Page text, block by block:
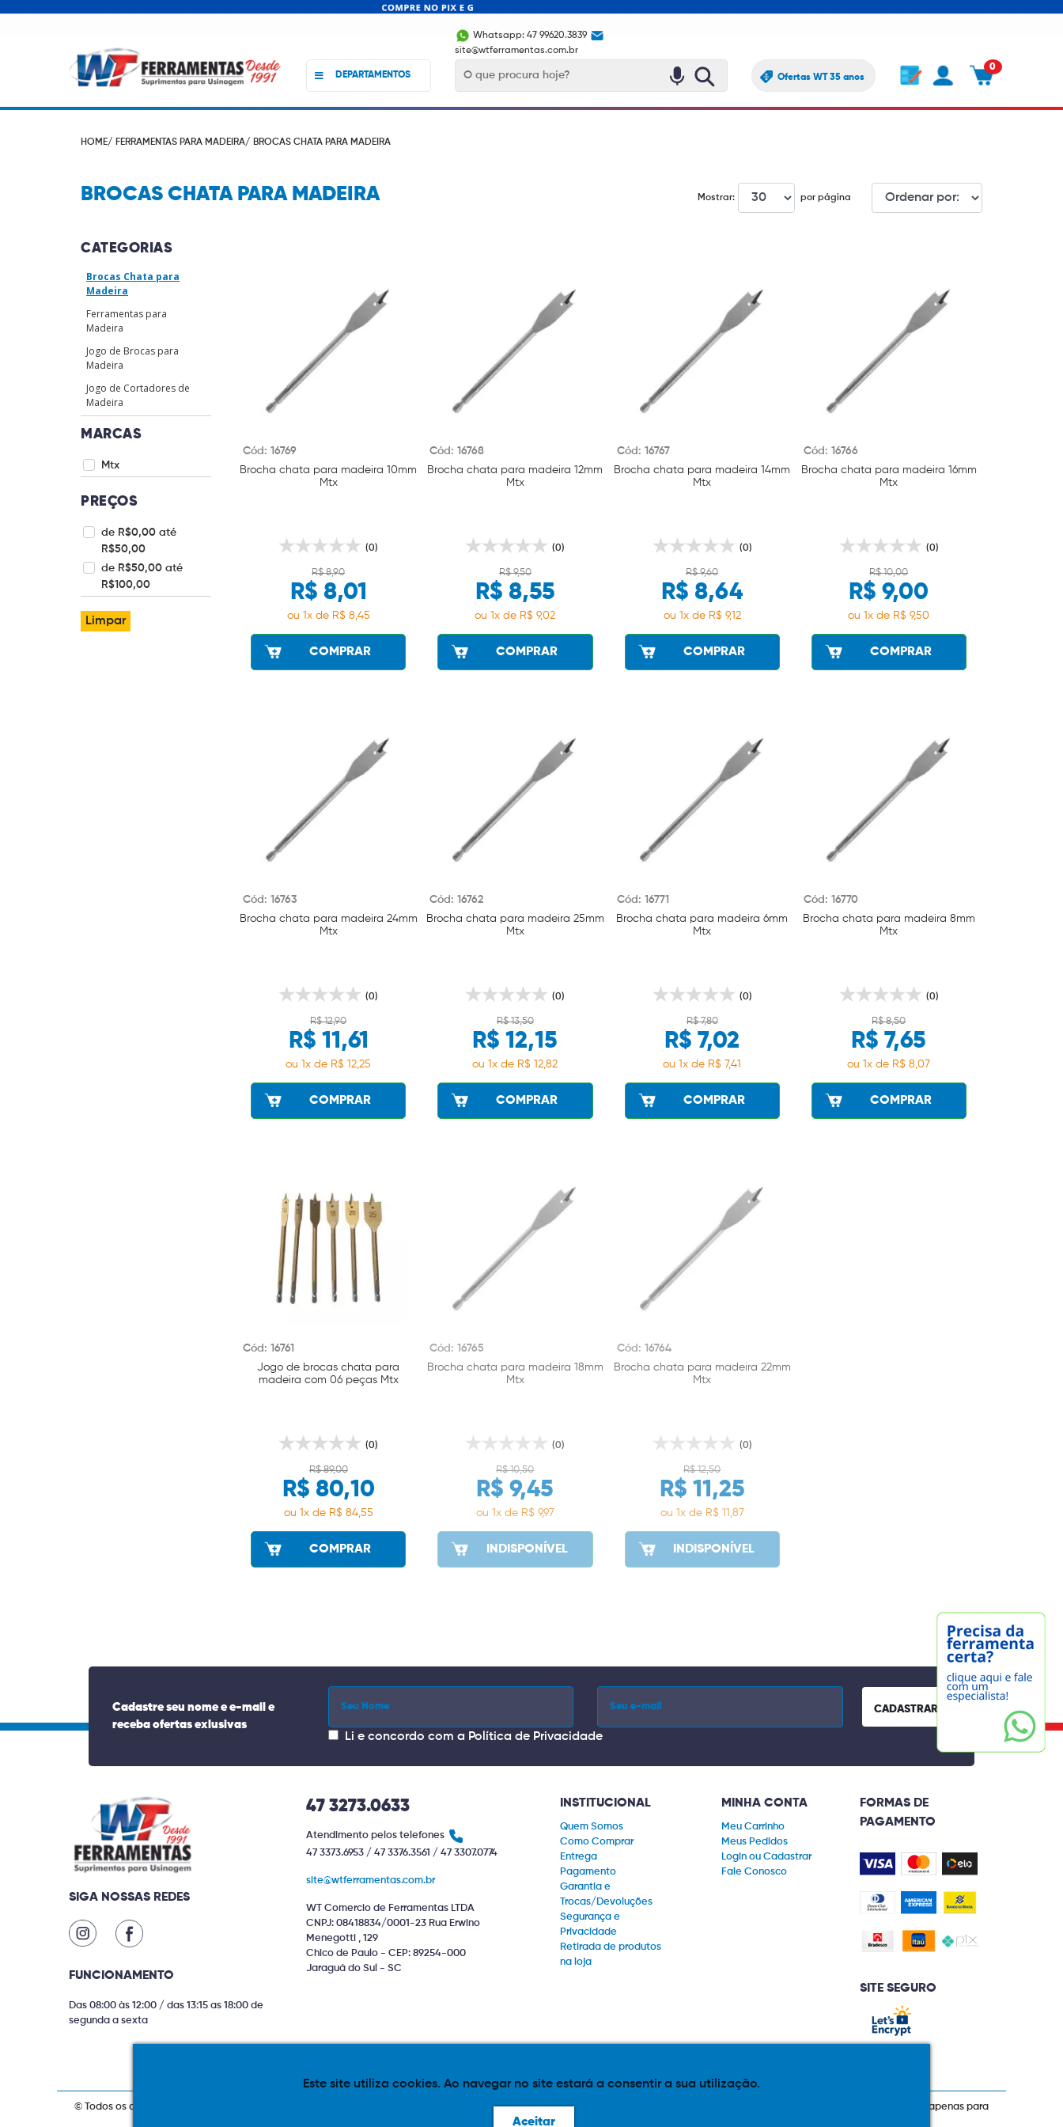
DEPARTAMENTOS
Whatsapp: 47 99620.3839
site@wtferramentas.com.br
Ofertas WT 35 anos
0
HOME/ FERRAMENTAS PARA MADEIRA/ BROCAS CHATA PARA MADEIRA
BROCAS CHATA PARA MADEIRA Mostrar: por página
CATEGORIAS
Brocas Chata para
Madeira
Ferramentas para
Madeira
Jogo de Brocas para
Madeira
Jogo de Cortadores de
Madeira
MARCAS
Mtx
PREÇOS
de R$0,00 até
R$50,00
de R$50,00 até
R$100,00
Limpar
Cód: 16769
Brocha chata para madeira 10mm
Mtx
(0)
R$ 8,90
R$ 8,01
ou 1x de R$ 8,45
COMPRAR
Cód: 16768
Brocha chata para madeira 12mm
Mtx
(0)
R$ 9,50
R$ 8,55
ou 1x de R$ 9,02
COMPRAR
Cód: 16767
Brocha chata para madeira 14mm
Mtx
(0)
R$ 9,60
R$ 8,64
ou 1x de R$ 9,12
COMPRAR
Cód: 16766
Brocha chata para madeira 16mm
Mtx
(0)
R$ 10,00
R$ 9,00
ou 1x de R$ 9,50
COMPRAR
Cód: 16763
Brocha chata para madeira 24mm
Mtx
(0)
R$ 12,90
R$ 11,61
ou 1x de R$ 12,25
COMPRAR
Cód: 16762
Brocha chata para madeira 25mm
Mtx
(0)
R$ 13,50
R$ 12,15
ou 1x de R$ 12,82
COMPRAR
Cód: 16771
Brocha chata para madeira 6mm
Mtx
(0)
R$ 7,80
R$ 7,02
ou 1x de R$ 7,41
COMPRAR
Cód: 16770
Brocha chata para madeira 8mm
Mtx
(0)
R$ 8,50
R$ 7,65
ou 1x de R$ 8,07
COMPRAR
Cód: 16761
Jogo de brocas chata para
madeira com 06 peças Mtx
(0)
R$ 89,00
R$ 80,10
ou 1x de R$ 84,55
COMPRAR
Cód: 16765
Brocha chata para madeira 18mm
Mtx
(0)
R$ 10,50
R$ 9,45
ou 1x de R$ 9,97
INDISPONÍVEL
Cód: 16764
Brocha chata para madeira 22mm
Mtx
(0)
R$ 12,50
R$ 11,25
ou 1x de R$ 11,87
INDISPONÍVEL
Cadastre seu nome e e-mail e
receba ofertas exlusivas
CADASTRAR
Li e concordo com a Política de Privacidade
SIGA NOSSAS REDES
FUNCIONAMENTO
Das 08:00 às 12:00 / das 13:15 as 18:00 de
segunda a sexta
47 3273.0633
Atendimento pelos telefones
47 3373.6953 / 47 3376.3561 / 47 3307.0774
site@wtferramentas.com.br
WT Comercio de Ferramentas LTDA
CNPJ: 08418834/0001-23 Rua Erwino
Menegotti , 129
Chico de Paulo - CEP: 89254-000
Jaraguá do Sul - SC
INSTITUCIONAL
Quem Somos
Como Comprar
Entrega
Pagamento
Garantia e
Trocas/Devoluções
Segurança e
Privacidade
Retirada de produtos
na loja
MINHA CONTA
Meu Carrinho
Meus Pedidos
Login ou Cadastrar
Fale Conosco
FORMAS DE
PAGAMENTO
SITE SEGURO
© Todos os direitos reservados. Produtos com estoque indiponível sujeitos a alteração de valor. Eventuais promoções, descontos e prazos de pagamento expostos aqui são válidos apenas para
compras via internet. As fotos, textos e layout aqui veiculados são de propriedade da Loja. É proibida a utilização total ou parcial sem nossa autorização.
Este site utiliza cookies. Ao navegar no site estará a consentir a sua utilização.
Aceitar